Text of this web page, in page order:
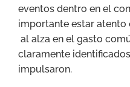
eventos dentro en el
importante estar atento
al alza en el gasto
claramente
impulsaron.